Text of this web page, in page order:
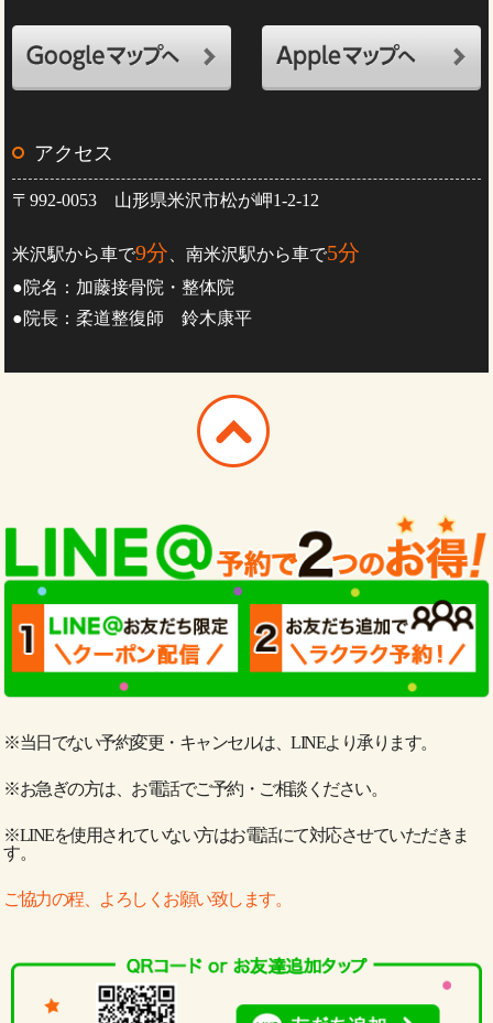
アクセス
〒992-0053 山形県米沢市松が岬1-2-12
米沢駅から車で9分 、南米沢駅から車で5分
●院名：加藤接骨院・整体院
●院長：柔道整復師 鈴木康平
※当日でない予約変更・キャンセルは、LINEより承ります。
※お急ぎの方は、お電話でご予約・ご相談ください。
※LINEを使用されていない方はお電話にて対応させていただきま
す。
ご協力の程、よろしくお願い致します。